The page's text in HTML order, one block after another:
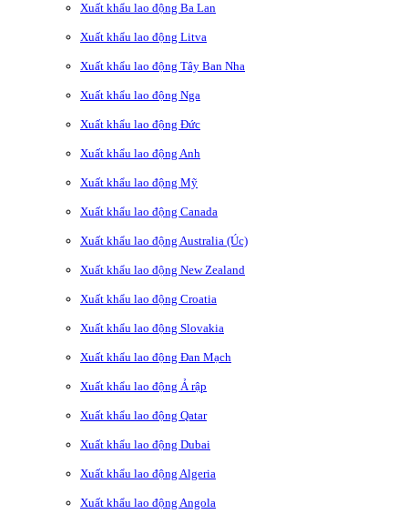
Xuất khẩu lao động Ba Lan
Xuất khẩu lao động Litva
Xuất khẩu lao động Tây Ban Nha
Xuất khẩu lao động Nga
Xuất khẩu lao động Đức
Xuất khẩu lao động Anh
Xuất khẩu lao động Mỹ
Xuất khẩu lao động Canada
Xuất khẩu lao động Australia (Úc)
Xuất khẩu lao động New Zealand
Xuất khẩu lao động Croatia
Xuất khẩu lao động Slovakia
Xuất khẩu lao động Đan Mạch
Xuất khẩu lao động Ả rập
Xuất khẩu lao động Qatar
Xuất khẩu lao động Dubai
Xuất khẩu lao động Algeria
Xuất khẩu lao động Angola